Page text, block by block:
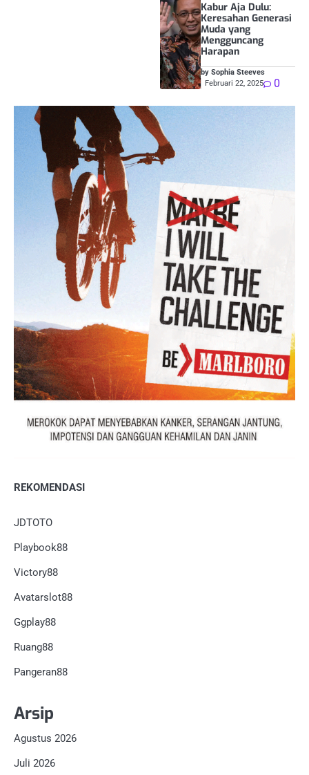
Kabur Aja Dulu:
Keresahan Generasi
Muda yang
Mengguncang
Harapan
by Sophia Steeves
Februari 22, 2025
0
REKOMENDASI
JDTOTO
Playbook88
Victory88
Avatarslot88
Ggplay88
Ruang88
Pangeran88
Arsip
Agustus 2026
Juli 2026